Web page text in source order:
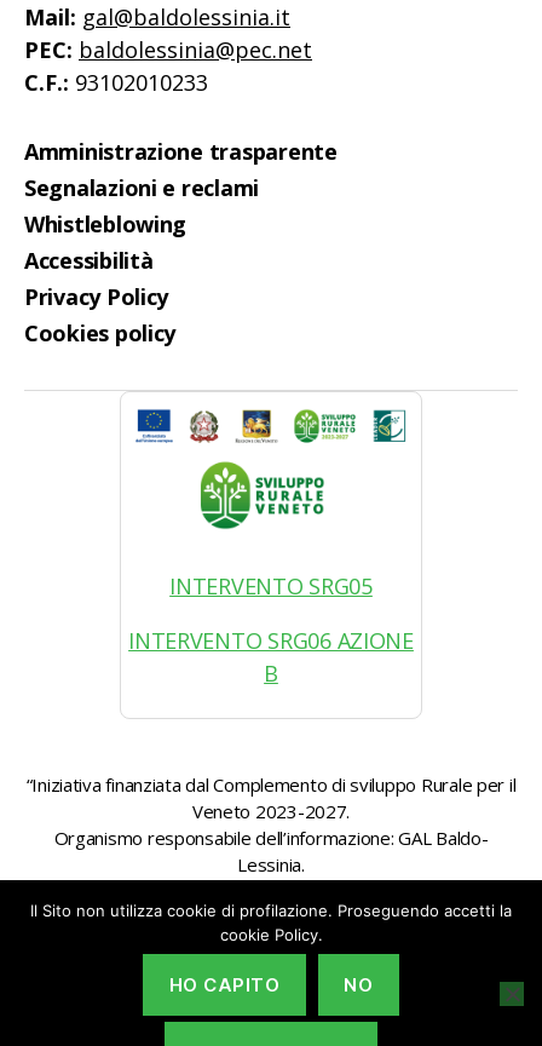
Mail: gal@baldolessinia.it
PEC: baldolessinia@pec.net
C.F.: 93102010233
Amministrazione trasparente
Segnalazioni e reclami
Whistleblowing
Accessibilità
Privacy Policy
Cookies policy
INTERVENTO SRG05
INTERVENTO SRG06 AZIONE
B
“Iniziativa finanziata dal Complemento di sviluppo Rurale per il
Veneto 2023-2027.
Organismo responsabile dell’informazione: GAL Baldo-
Lessinia.
Bonifica e Irrigazione”
Il Sito non utilizza cookie di profilazione. Proseguendo accetti la
cookie Policy.
HO CAPITO NO